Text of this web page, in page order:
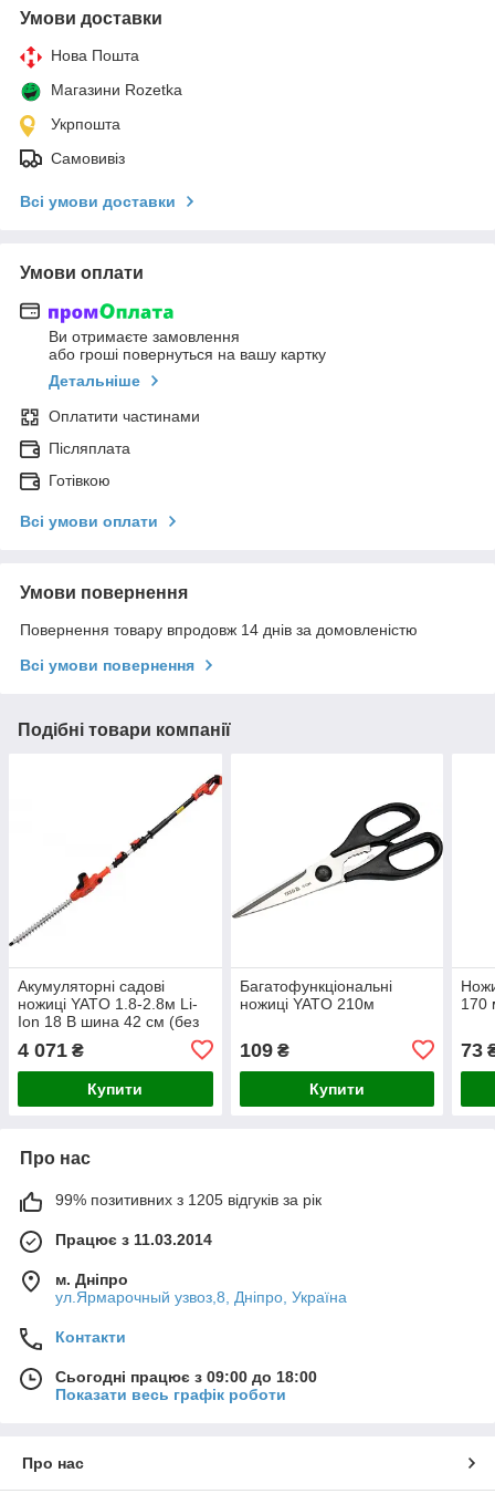
Умови доставки
Нова Пошта
Магазини Rozetka
Укрпошта
Самовивіз
Всі умови доставки
Умови оплати
Ви отримаєте замовлення
або гроші повернуться на вашу картку
Детальніше
Оплатити частинами
Післяплата
Готівкою
Всі умови оплати
Умови повернення
Повернення товару впродовж 14 днів за домовленістю
Всі умови повернення
Подібні товари компанії
Акумуляторні садові
ножиці YATO 1.8-2.8м Li-
Ion 18 В шина 42 см (без
4 071 ₴
Купити
Багатофункціональні
ножиці YATO 210м
109₴
Купити
170
73
Про нас
99% позитивних з 1205 відгуків за рік
Працює з 11.03.2014
м. Дніпро
ул.Ярмарочный узвоз,8, Дніпро, Україна
Контакти
Сьогодні працює з 09:00 до 18:00
Показати весь графік роботи
Про нас